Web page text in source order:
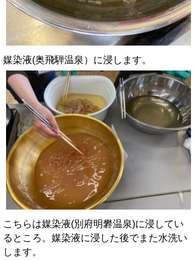
媒染液(奥飛騨温泉）に浸します。
こちらは媒染液(別府明礬温泉)に浸してい
るところ。媒染液に浸した後でまた水洗い
します。